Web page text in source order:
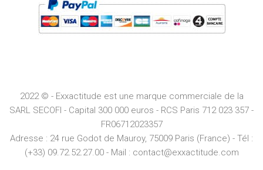
2022 © - Exxactitude est une marque commerciale de la
SARL SECOFI - Capital 300 000 euros - RCS Paris 712 023 357 -
FR06712023357
Adresse : 24 rue Godot de Mauroy, 75009 Paris (France) - Tél :
(+33) 09.72.52.27.00 - Mail : contact@exxactitude.com